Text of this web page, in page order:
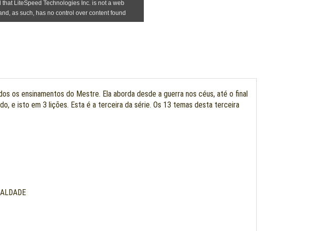
os ensinamentos do Mestre. Ela aborda desde a guerra nos céus, até o final
e isto em 3 lições. Esta é a terceira da série. Os 13 temas desta terceira